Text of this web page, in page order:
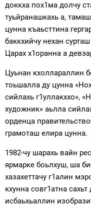
доккха пох1ма долчу
туьйранашкахь а,
цунна къаьсттина
баккхийчу нехан
Царах х1оранна а
Цуьнан кхоллараллин
тоьшалла ду цунна
сийлахь г1уллакххо»,
художник» аьлла
орденца
грамоташ елира цунна.
1982-чу шарахь вайн
ярмарке боьлхуш, ша
хазахеттачу г1алин
кхунна совг1атна
исбаьхьаллин